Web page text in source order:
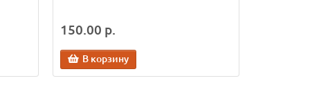
150.00 р.
В корзину